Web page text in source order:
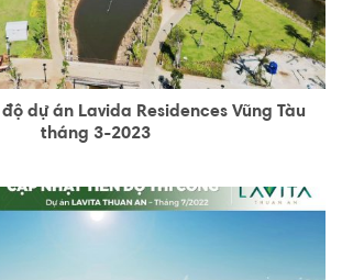
dự án Lavida Residences Vũng Tàu
tháng 3-2023